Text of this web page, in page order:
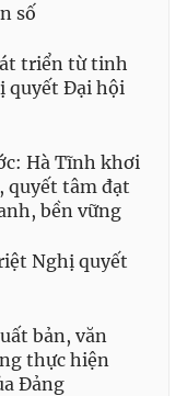
số
triển từ tinh
quyết Đại hội
Hà Tĩnh khơi
quyết tâm đạt
bền vững
Nghị quyết
bản, văn
thực hiện
Đảng